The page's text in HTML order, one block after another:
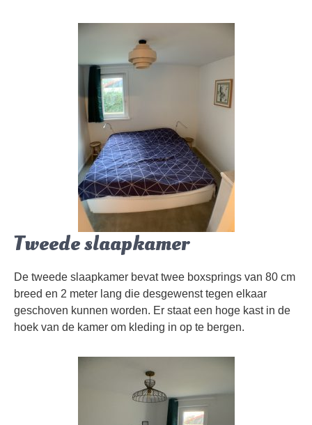
Tweede slaapkamer
De tweede slaapkamer bevat twee boxsprings van 80 cm
breed en 2 meter lang die desgewenst tegen elkaar
geschoven kunnen worden. Er staat een hoge kast in de
hoek van de kamer om kleding in op te bergen.